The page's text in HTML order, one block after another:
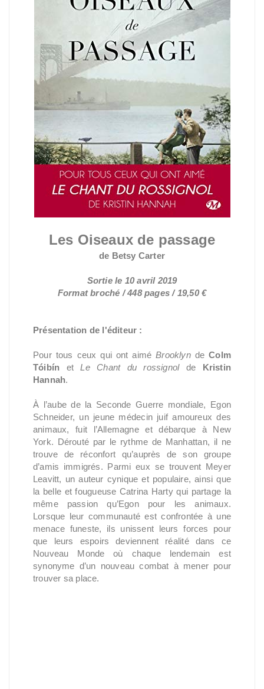
Les Oiseaux de passage
de Betsy Carter
Sortie le 10 avril 2019
Format broché / 448 pages / 19,50 €
Présentation de l'éditeur :
Pour tous ceux qui ont aiméBrooklyndeColm
Tóibín etLe Chant du rossignolde Kristin
Hannah.
À l’aube de la Seconde Guerre mondiale, Egon
Schneider, un jeune médecin juif amoureux des
animaux, fuit l’Allemagne et débarque à New
York. Dérouté par le rythme de Manhattan, il ne
trouve de réconfort qu’auprès de son groupe
d’amis immigrés. Parmi eux se trouvent Meyer
Leavitt, un auteur cynique et populaire, ainsi que
la belle et fougueuse Catrina Harty qui partage la
même passion qu’Egon pour les animaux.
Lorsque leur communauté est confrontée à une
menace funeste, ils unissent leurs forces pour
que leurs espoirs deviennent réalité dans ce
Nouveau Monde où chaque lendemain est
synonyme d’un nouveau combat à mener pour
trouver sa place.